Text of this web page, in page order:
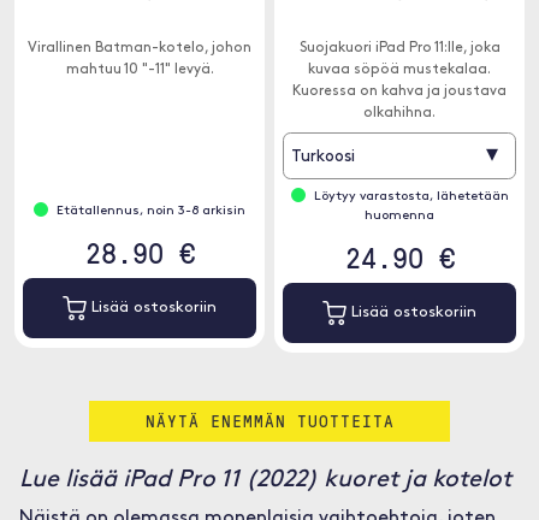
Virallinen Batman-kotelo, johon
mahtuu 10 "-11" levyä.
Etätallennus, noin 3-8 arkisin
28.90 €
Lisää ostoskoriin
Suojakuori iPad Pro 11:lle, joka
kuvaa söpöä mustekalaa.
Kuoressa on kahva ja joustava
olkahihna.
Turkoosi ▾
Löytyy varastosta, lähetetään
huomenna
24.90 €
Lisää ostoskoriin
NÄYTÄ ENEMMÄN TUOTTEITA
Lue lisää iPad Pro 11 (2022) kuoret ja kotelot